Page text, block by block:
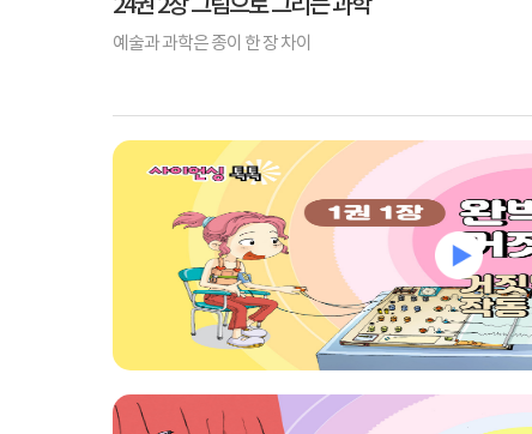
24권 2장 그림으로 그리는 과학
예술과 과학은 종이 한 장 차이